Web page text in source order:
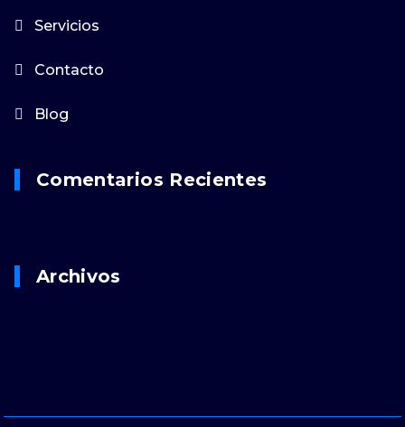
Servicios
Contacto
Blog
Comentarios Recientes
Archivos